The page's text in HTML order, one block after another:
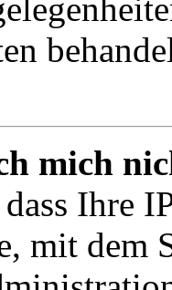
mich
Ihre
mit dem